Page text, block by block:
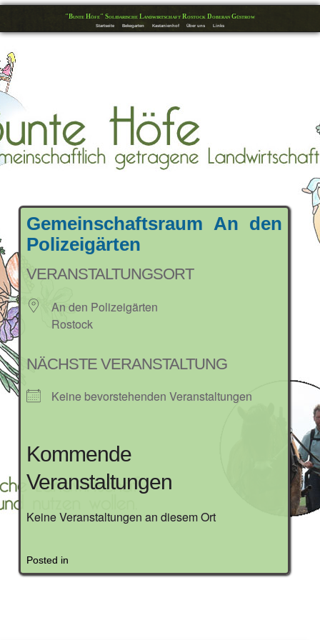
"Bunte Höfe" Solidarische Landwirtschaft Rostock Doberan Güstrow
Startseite Bekegarten Kastanienhof Über uns Links
Gemeinschaftsraum An den
Polizeigärten
VERANSTALTUNGSORT
An den Polizeigärten
Rostock
NÄCHSTE VERANSTALTUNG
Keine bevorstehenden Veranstaltungen
Kommende
Veranstaltungen
Keine Veranstaltungen an diesem Ort
Posted in